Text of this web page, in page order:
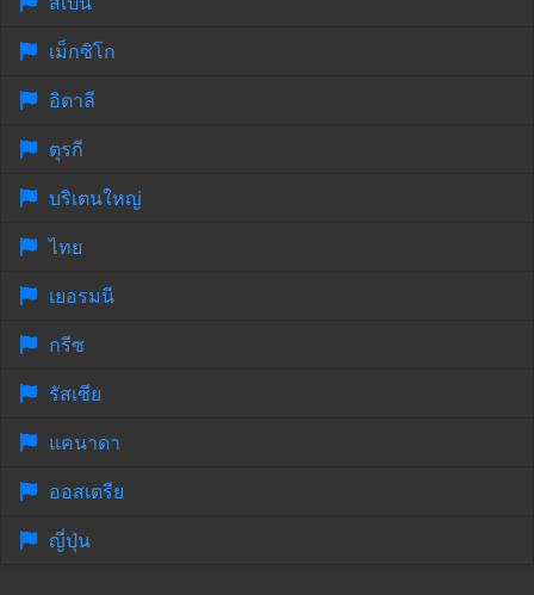
เม็กซิโก
อิตาลี
ตุรกี
บริเตนใหญ่
ไทย
เยอรมนี
กรีซ
รัสเซีย
แคนาดา
ออสเตรีย
ญี่ปุ่น